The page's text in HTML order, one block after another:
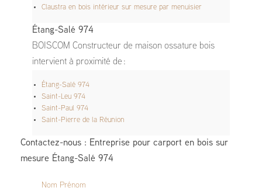
Claustra en bois intérieur sur mesure par menuisier
Étang-Salé 974
BOISCOM Constructeur de maison ossature bois
intervient à proximité de :
Étang-Salé 974
Saint-Leu 974
Saint-Paul 974
Saint-Pierre de la Réunion
Contactez-nous : Entreprise pour carport en bois sur
mesure Étang-Salé 974
Nom Prénom